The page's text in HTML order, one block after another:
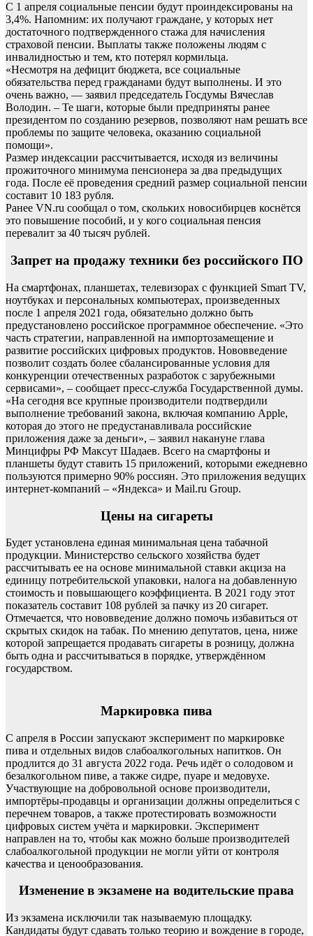
C 1 апреля социальные пенсии будут проиндексированы на
3,4%. Напомним: их получают граждане, у которых нет
достаточного подтвержденного стажа для начисления
страховой пенсии. Выплаты также положены людям с
инвалидностью и тем, кто потерял кормильца.
«Несмотря на дефицит бюджета, все социальные
обязательства перед гражданами будут выполнены. И это
очень важно, — заявил председатель Госдумы Вячеслав
Володин. – Те шаги, которые были предприняты ранее
президентом по созданию резервов, позволяют нам решать все
проблемы по защите человека, оказанию социальной
помощи».
Размер индексации рассчитывается, исходя из величины
прожиточного минимума пенсионера за два предыдущих
года. После её проведения средний размер социальной пенсии
составит 10 183 рубля.
Ранее VN.ru сообщал о том, скольких новосибирцев коснётся
это повышение пособий, и у кого социальная пенсия
перевалит за 40 тысяч рублей.
Запрет на продажу техники без российского ПО
На смартфонах, планшетах, телевизорах с функцией Smart TV,
ноутбуках и персональных компьютерах, произведенных
после 1 апреля 2021 года, обязательно должно быть
предустановлено российское программное обеспечение. «Это
часть стратегии, направленной на импортозамещение и
развитие российских цифровых продуктов. Нововведение
позволит создать более сбалансированные условия для
конкуренции отечественных разработок с зарубежными
сервисами», – сообщает пресс-служба Государственной думы.
«На сегодня все крупные производители подтвердили
выполнение требований закона, включая компанию Apple,
которая до этого не предустанавливала российские
приложения даже за деньги», – заявил накануне глава
Минцифры РФ Максут Шадаев. Всего на смартфоны и
планшеты будут ставить 15 приложений, которыми ежедневно
пользуются примерно 90% россиян. Это приложения ведущих
интернет-компаний – «Яндекса» и Mail.ru Group.
Цены на сигареты
Будет установлена единая минимальная цена табачной
продукции. Министерство сельского хозяйства будет
рассчитывать ее на основе минимальной ставки акциза на
единицу потребительской упаковки, налога на добавленную
стоимость и повышающего коэффициента. В 2021 году этот
показатель составит 108 рублей за пачку из 20 сигарет.
Отмечается, что нововведение должно помочь избавиться от
скрытых скидок на табак. По мнению депутатов, цена, ниже
которой запрещается продавать сигареты в розницу, должна
быть одна и рассчитываться в порядке, утверждённом
государством.
Маркировка пива
С апреля в России запускают эксперимент по маркировке
пива и отдельных видов слабоалкогольных напитков. Он
продлится до 31 августа 2022 года. Речь идёт о солодовом и
безалкогольном пиве, а также сидре, пуаре и медовухе.
Участвующие на добровольной основе производители,
импортёры-продавцы и организации должны определиться с
перечнем товаров, а также протестировать возможности
цифровых систем учёта и маркировки. Эксперимент
направлен на то, чтобы как можно больше производителей
слабоалкогольной продукции не могли уйти от контроля
качества и ценообразования.
Изменение в экзамене на водительские права
Из экзамена исключили так называемую площадку.
Кандидаты будут сдавать только теорию и вождение в городе,